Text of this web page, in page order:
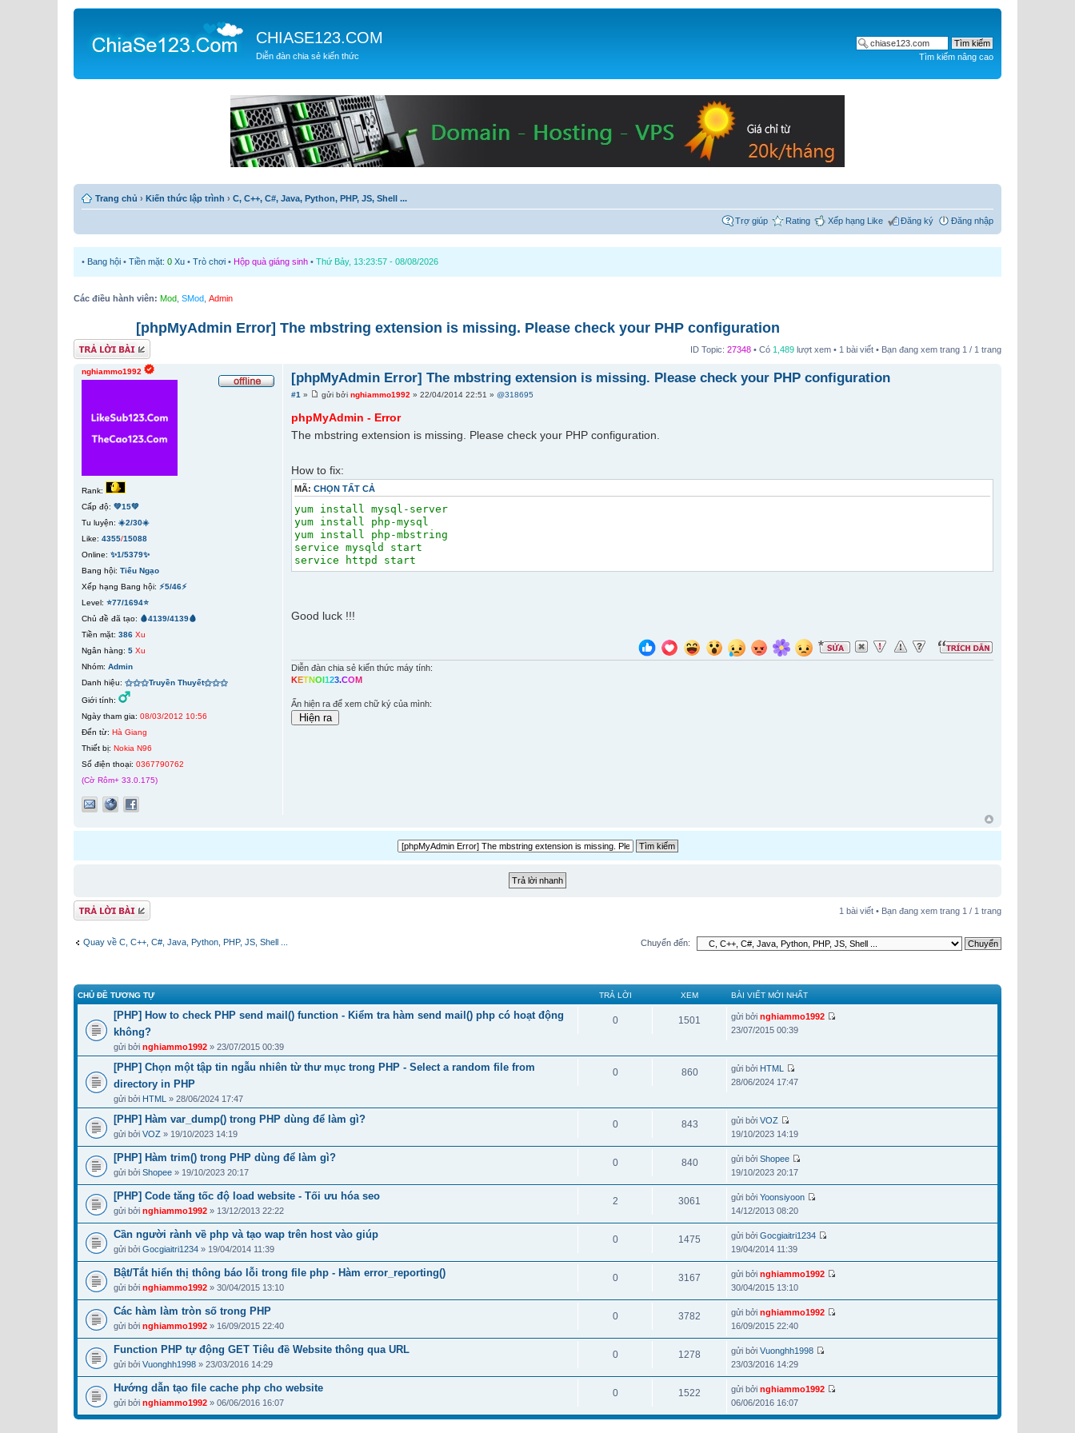
CHIASE123.COM
Diễn đàn chia sẻ kiến thức Tìm kiếm nâng cao
Trang chủ › Kiến thức lập trình › C, C++, C#, Java, Python, PHP, JS, Shell ...
Trợ giúp Rating Xếp hạng Like Đăng ký Đăng nhập
• Bang hội • Tiền mặt: 0 Xu • Trò chơi • Hộp quà giáng sinh • Thứ Bảy, 13:23:57 - 08/08/2026
Các điều hành viên: Mod SMod Admin
[phpMyAdmin Error] The mbstring extension is missing. Please check your PHP configuration
Gửi bài trả lời ID Topic: 27348 • Có 1,489 lượt xem • 1 bài viết • Bạn đang xem trang 1 / 1 trang
[phpMyAdmin Error] The mbstring extension is missing. Please check your PHP configuration
#1 » gửi bởinghiammo1992 » 22/04/2014 22:51 »@318695
phpMyAdmin - Error
The mbstring extension is missing. Please check your PHP configuration.
How to fix:
MÃ:CHỌN TẤT CẢ
yum install mysql-server
yum install php-mysql
yum install php-mbstring
service mysqld start
service httpd start
Good luck !!!
Diễn đàn chia sẻ kiến thức máy tính:
KETNOI123.COM
Ấn hiện ra để xem chữ ký của mình:
nghiammo1992
Rank:
Cấp độ: 💚15💚
Tu luyện: ☀️2/30☀️
Like: 4355/15088
Online: ✨1/5379✨
Bang hội: Tiếu Ngạo
Xếp hạng Bang hội: ⚡5/46⚡
Level: ⭐77/1694⭐
Chủ đề đã tạo: 🩸4139/4139🩸
Tiền mặt: 386 Xu
Ngân hàng: 5 Xu
Nhóm: Admin
Danh hiệu: ⚝⚝⚝Truyền Thuyết⚝⚝⚝
Giới tính:
Ngày tham gia: 08/03/2012 10:56
Đến từ: Hà Giang
Thiết bị: Nokia N96
Số điện thoại: 0367790762
(Cờ Rôm+ 33.0.175)
Gửi bài trả lời 1 bài viết • Bạn đang xem trang 1 / 1 trang
Quay về C, C++, C#, Java, Python, PHP, JS, Shell ... Chuyển đến:
CHỦ ĐỀ TƯƠNG TỰ TRẢ LỜI XEM BÀI VIẾT MỚI NHẤT
[PHP] How to check PHP send mail() function - Kiểm tra hàm send mail() php có hoạt động
không?
gửi bởi nghiammo1992 » 23/07/2015 00:39
0 1501 gửi bởi nghiammo1992
23/07/2015 00:39
[PHP] Chọn một tập tin ngẫu nhiên từ thư mục trong PHP - Select a random file from
directory in PHP
gửi bởi HTML » 28/06/2024 17:47
0 860 gửi bởi HTML
28/06/2024 17:47
[PHP] Hàm var_dump() trong PHP dùng để làm gì?
gửi bởi VOZ » 19/10/2023 14:19
0 843 gửi bởi VOZ
19/10/2023 14:19
[PHP] Hàm trim() trong PHP dùng để làm gì?
gửi bởi Shopee » 19/10/2023 20:17
0 840 gửi bởi Shopee
19/10/2023 20:17
[PHP] Code tăng tốc độ load website - Tối ưu hóa seo
gửi bởi nghiammo1992 » 13/12/2013 22:22
2 3061 gửi bởi Yoonsiyoon
14/12/2013 08:20
Cần người rành về php và tạo wap trên host vào giúp
gửi bởi Gocgiaitri1234 » 19/04/2014 11:39
0 1475 gửi bởi Gocgiaitri1234
19/04/2014 11:39
Bật/Tắt hiển thị thông báo lỗi trong file php - Hàm error_reporting()
gửi bởi nghiammo1992 » 30/04/2015 13:10
0 3167 gửi bởi nghiammo1992
30/04/2015 13:10
Các hàm làm tròn số trong PHP
gửi bởi nghiammo1992 » 16/09/2015 22:40
0 3782 gửi bởi nghiammo1992
16/09/2015 22:40
Function PHP tự động GET Tiêu đề Website thông qua URL
gửi bởi Vuonghh1998 » 23/03/2016 14:29
0 1278 gửi bởi Vuonghh1998
23/03/2016 14:29
Hướng dẫn tạo file cache php cho website
gửi bởi nghiammo1992 » 06/06/2016 16:07
0 1522 gửi bởi nghiammo1992
06/06/2016 16:07